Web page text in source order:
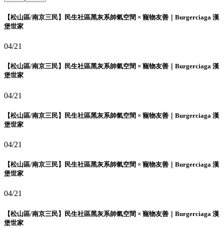
【松山區/南京三民】民生社區黑灰系帥氣空間 × 寵物友善｜Burgerciaga 漢
堡世家
04/21
【松山區/南京三民】民生社區黑灰系帥氣空間 × 寵物友善｜Burgerciaga 漢
堡世家
04/21
【松山區/南京三民】民生社區黑灰系帥氣空間 × 寵物友善｜Burgerciaga 漢
堡世家
04/21
【松山區/南京三民】民生社區黑灰系帥氣空間 × 寵物友善｜Burgerciaga 漢
堡世家
04/21
【松山區/南京三民】民生社區黑灰系帥氣空間 × 寵物友善｜Burgerciaga 漢
堡世家